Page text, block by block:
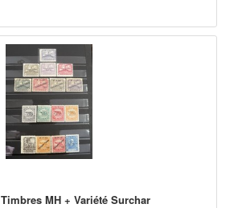
MH + Variété Surchar